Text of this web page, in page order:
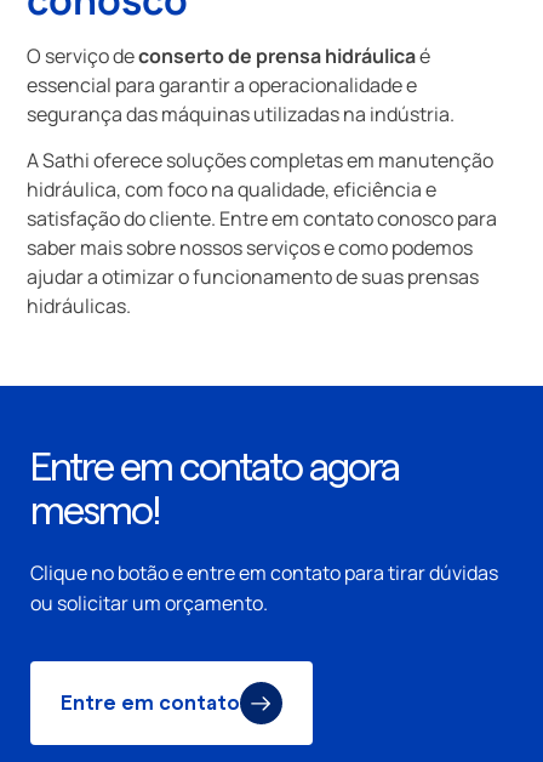
O serviço deconserto de prensa hidráulicaé
essencial para garantir a operacionalidade e
segurança das máquinas utilizadas na indústria.
A Sathi oferece soluções completas em manutenção
hidráulica, com foco na qualidade, eficiência e
satisfação do cliente. Entre em contato conosco para
saber mais sobre nossos serviços e como podemos
ajudar a otimizar o funcionamento de suas prensas
hidráulicas.
Entre em contato agora
mesmo!
Clique no botão e entre em contato para tirar dúvidas
ou solicitar um orçamento.
Entre em contato